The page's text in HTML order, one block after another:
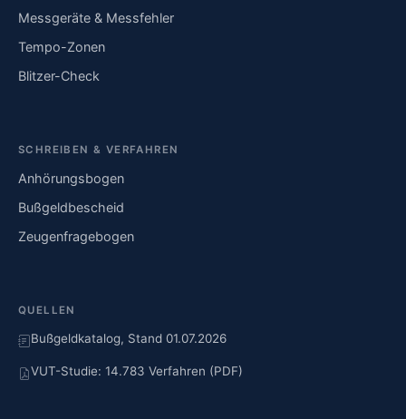
Messgeräte & Messfehler
Tempo-Zonen
Blitzer-Check
SCHREIBEN & VERFAHREN
Anhörungsbogen
Bußgeldbescheid
Zeugenfragebogen
QUELLEN
Bußgeldkatalog, Stand 01.07.2026
VUT-Studie: 14.783 Verfahren (PDF)